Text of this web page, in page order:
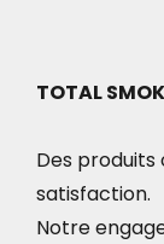
TOTAL
Des
satisfaction.
Notre